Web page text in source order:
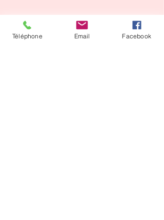
Téléphone Email Facebook